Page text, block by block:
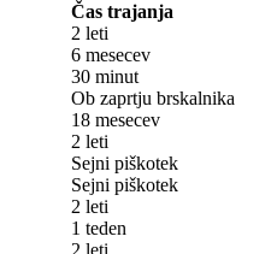
Čas trajanja
2 leti
6 mesecev
30 minut
Ob zaprtju brskalnika
18 mesecev
2 leti
Sejni piškotek
Sejni piškotek
2 leti
1 teden